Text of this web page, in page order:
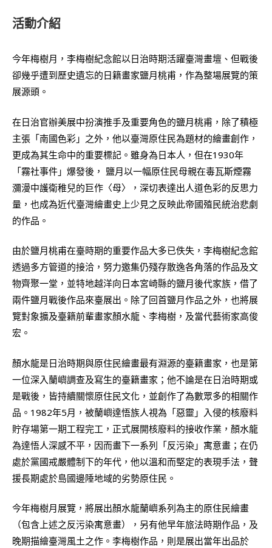
活動介紹
今年梅樹月，李梅樹紀念館以日治時期活躍臺灣畫壇、但戰後
卻幾乎遭到歷史遺忘的日籍畫家鹽月桃甫，作為整場展覽的策
展源頭。
在日治官辦美展中扮演推手及重要角色的鹽月桃甫，除了積極
主張「南國色彩」之外，他以臺灣原住民為題材的繪畫創作，
更成為其生命中的重要標記。雖身為日本人，但在1930年
「霧社事件」爆發後， 鹽月以一幅原住民母親在毒瓦斯煙霧
瀰漫中護衛稚兒的巨作〈母〉，深切表達出人道色彩的反思力
量，也成為近代臺灣繪畫史上少見之反映此帝國殖民統治悲劇
的作品。
由於鹽月桃甫在臺時期的重要作品大多已佚失，李梅樹紀念館
透過多方管道的接洽，努力邀集仍殘存散逸各角落的作品及文
物齊聚一堂，並特地越洋向日本宮崎縣的鹽月後代家族，借了
兩件鹽月戰後作品來臺展出。除了回首鹽月作品之外，也將展
覽對象擴及臺籍前輩畫家顏水龍、李梅樹，及當代藝術家高俊
宏。
顏水龍是日治時期與原住民繪畫最有淵源的臺籍畫家，也是第
一位深入蘭嶼調查及寫生的臺籍畫家；他不論是在日治時期或
是戰後，皆持續關懷原住民文化，並創作了為數眾多的相關作
品。1982年5月，被蘭嶼達悟族人視為「惡靈」入侵的核廢料
貯存場第一期工程完工，正式展開核廢料的接收作業，顏水龍
為達悟人深感不平，因而畫下一系列「反污染」寓意畫；在仍
處於黨國戒嚴體制下的年代，他以溫和而堅定的表現手法，聲
援長期處於島國邊陲地域的劣勢原住民。
今年梅樹月展覽，將展出顏水龍蘭嶼系列為主的原住民繪畫
（包含上述之反污染寓意畫），另有他早年旅法時期作品，及
晚期描繪臺灣風土之作。李梅樹作品，則是展出當年出品於